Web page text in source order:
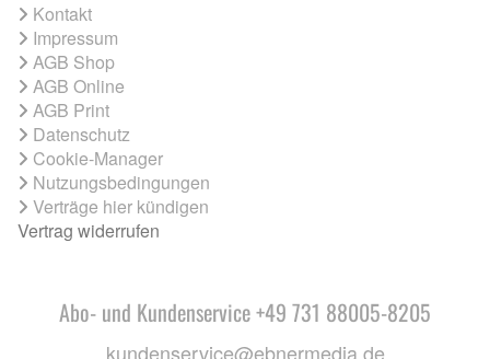
Kontakt
Impressum
AGB Shop
AGB Online
AGB Print
Datenschutz
Cookie-Manager
Nutzungsbedingungen
Verträge hier kündigen
Vertrag widerrufen
Abo- und Kundenservice +49 731 88005-8205
kundenservice@ebnermedia.de